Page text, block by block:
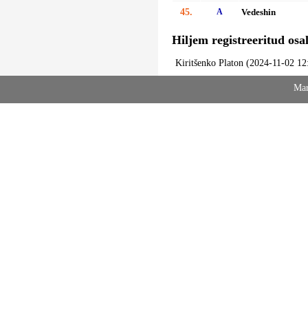
45.
A Vedeshin
Hiljem registreeritud
Kiritšenko Platon (2024-11-02